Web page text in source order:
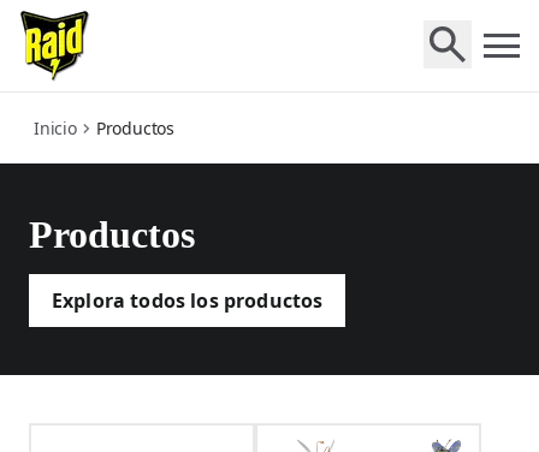
products
Inicio Productos
Productos
Explora todos los productos